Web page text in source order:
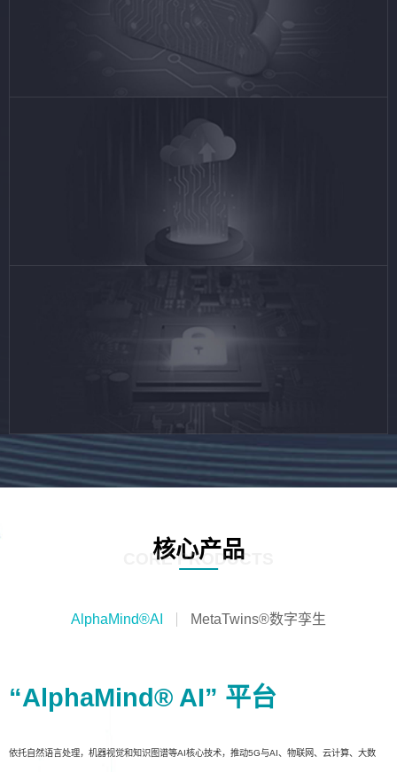
核心产品
CORE PRODUCTS
AlphaMind®AI MetaTwins®数字孪生
“AlphaMind® AI” 平台
依托自然语言处理，机器视觉和知识图谱等AI核心技术，推动5G与AI、物联网、云计算、大数